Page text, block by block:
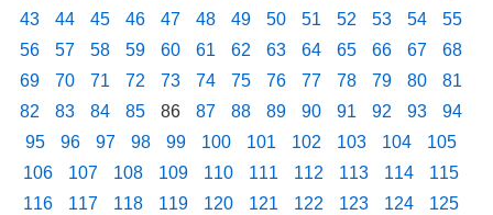
43
44 45 46 47 48 49 50 51 52 53 54
55
56
57 58 59 60 61 62 63 64 65 66 67
68
69
70 71 72 73 74 75 76 77 78 79 80
81
82
83 84 85 86 87 88 89 90 91 92 93
94
95
96 97 98 99 100 101 102 103 104
105
106
107 108 109 110 111 112 113 114
115
116
117 118 119 120 121 122 123 124
125